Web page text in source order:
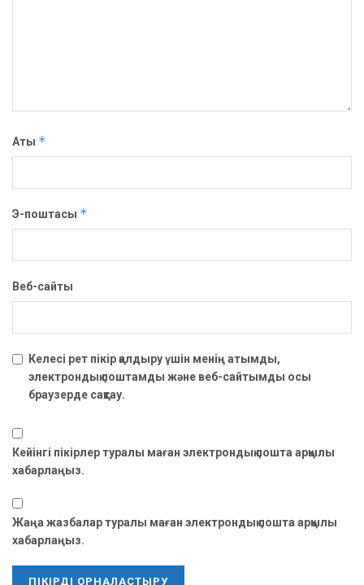
Аты *
Э-поштасы *
Веб-сайты
Келесі рет пікір қалдыру үшін менің атымды,
электрондық поштамды және веб-сайтымды осы
браузерде сақтау.
Кейінгі пікірлер туралы маған электрондық пошта арқылы
хабарлаңыз.
Жаңа жазбалар туралы маған электрондық пошта арқылы
хабарлаңыз.